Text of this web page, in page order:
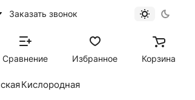
Заказать звонок
Сравнение Избранное Корзина
Кислородная